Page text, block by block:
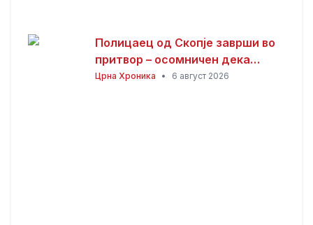
Полицаец од Скопје заврши во
притвор – осомничен дека
присвоил пари од сообраќајни
Црна Хроника • 6 август 2026